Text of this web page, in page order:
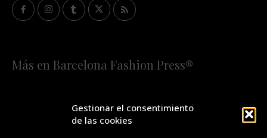
Gestionar el consentimiento
de las cookies
Más en Barcelona Fashion Press®
¡SUSCRÍBETE A NUESTRA FASHION NEWS!